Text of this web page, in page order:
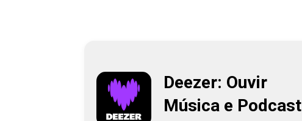
Deezer: Ouvir
Música e Podcast